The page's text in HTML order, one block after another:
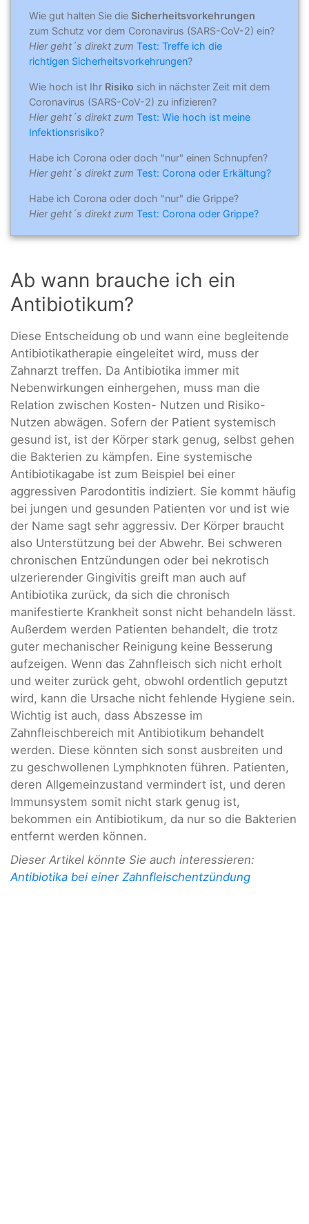
Wie gut halten Sie die Sicherheitsvorkehrungen
zum Schutz vor dem Coronavirus (SARS-CoV-2) ein?
Hier geht´s direkt zum Test: Treffe ich die
richtigen Sicherheitsvorkehrungen?
Wie hoch ist Ihr Risiko sich in nächster Zeit mit dem
Coronavirus (SARS-CoV-2) zu infizieren?
Hier geht´s direkt zum Test: Wie hoch ist meine
Infektionsrisiko?
Habe ich Corona oder doch "nur" einen Schnupfen?
Hier geht´s direkt zum Test: Corona oder Erkältung?
Habe ich Corona oder doch "nur" die Grippe?
Hier geht´s direkt zum Test: Corona oder Grippe?
Ab wann brauche ich ein
Antibiotikum?
Diese Entscheidung ob und wann eine begleitende
Antibiotikatherapie eingeleitet wird, muss der
Zahnarzt treffen. Da Antibiotika immer mit
Nebenwirkungen einhergehen, muss man die
Relation zwischen Kosten- Nutzen und Risiko-
Nutzen abwägen. Sofern der Patient systemisch
gesund ist, ist der Körper stark genug, selbst gehen
die Bakterien zu kämpfen. Eine systemische
Antibiotikagabe ist zum Beispiel bei einer
aggressiven Parodontitis indiziert. Sie kommt häufig
bei jungen und gesunden Patienten vor und ist wie
der Name sagt sehr aggressiv. Der Körper braucht
also Unterstützung bei der Abwehr. Bei schweren
chronischen Entzündungen oder bei nekrotisch
ulzerierender Gingivitis greift man auch auf
Antibiotika zurück, da sich die chronisch
manifestierte Krankheit sonst nicht behandeln lässt.
Außerdem werden Patienten behandelt, die trotz
guter mechanischer Reinigung keine Besserung
aufzeigen. Wenn das Zahnfleisch sich nicht erholt
und weiter zurück geht, obwohl ordentlich geputzt
wird, kann die Ursache nicht fehlende Hygiene sein.
Wichtig ist auch, dass Abszesse im
Zahnfleischbereich mit Antibiotikum behandelt
werden. Diese könnten sich sonst ausbreiten und
zu geschwollenen Lymphknoten führen. Patienten,
deren Allgemeinzustand vermindert ist, und deren
Immunsystem somit nicht stark genug ist,
bekommen ein Antibiotikum, da nur so die Bakterien
entfernt werden können.
Dieser Artikel könnte Sie auch interessieren:
Antibiotika bei einer Zahnfleischentzündung